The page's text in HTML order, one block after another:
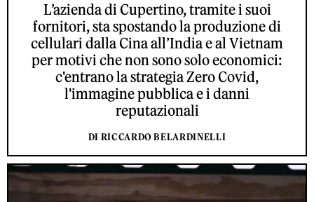
L’azienda di Cupertino, tramite i suoi
fornitori, sta spostando la produzione di
cellulari dalla Cina all’India e al Vietnam
per motivi che non sono solo economici:
c'entrano la strategia Zero Covid,
l'immagine pubblica e i danni
reputazionali
DI RICCARDO BELARDINELLI